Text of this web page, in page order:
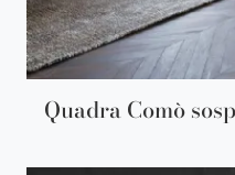
Quadra Comò